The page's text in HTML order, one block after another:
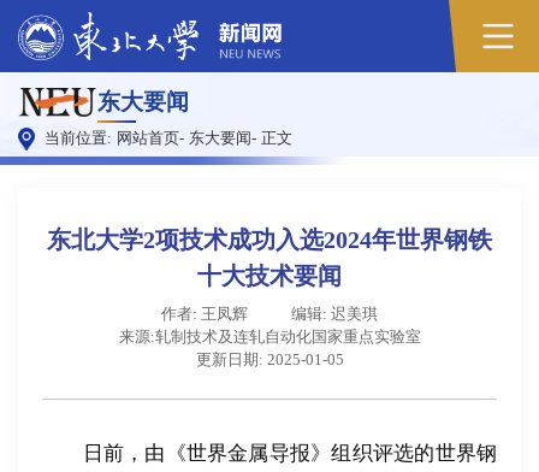
东大要闻
当前位置: 网站首页- 东大要闻- 正文
东北大学2项技术成功入选2024年世界钢铁
十大技术要闻
作者: 王凤辉
编辑: 迟美琪
来源:轧制技术及连轧自动化国家重点实验室
更新日期: 2025-01-05
日前，由《世界金属导报》组织评选的世界钢